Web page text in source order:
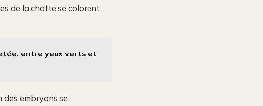
de la chatte se colorent
entre yeux verts et
embryons se